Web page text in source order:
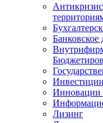
Банковское
Инновации
Лизинг